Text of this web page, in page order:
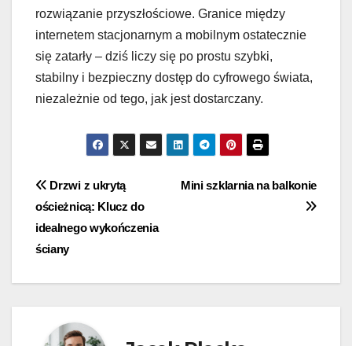
rozwiązanie przyszłościowe. Granice między
internetem stacjonarnym a mobilnym ostatecznie
się zatarły – dziś liczy się po prostu szybki,
stabilny i bezpieczny dostęp do cyfrowego świata,
niezależnie od tego, jak jest dostarczany.
Nawigacja
wpisu
Mini szklarnia na balkonie
Drzwi z ukrytą
ościeżnicą: Klucz do
idealnego wykończenia
ściany